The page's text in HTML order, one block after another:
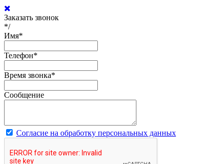
Заказать звонок
*/
Имя*
Телефон*
Время звонка*
Сообщение
Согласие на обработку персональных данных